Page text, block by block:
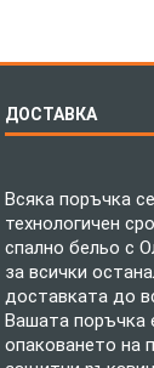
ДОСТАВКА
Всяка поръчка
технологичен
спално бельо с
за всички
доставката до
Вашата поръчка
опаковането на